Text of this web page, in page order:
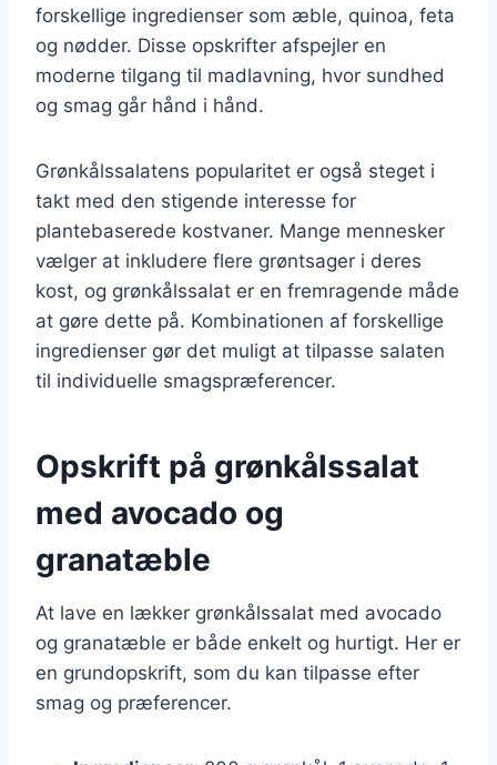
forskellige ingredienser som æble, quinoa, feta
og nødder. Disse opskrifter afspejler en
moderne tilgang til madlavning, hvor sundhed
og smag går hånd i hånd.
Grønkålssalatens popularitet er også steget i
takt med den stigende interesse for
plantebaserede kostvaner. Mange mennesker
vælger at inkludere flere grøntsager i deres
kost, og grønkålssalat er en fremragende måde
at gøre dette på. Kombinationen af forskellige
ingredienser gør det muligt at tilpasse salaten
til individuelle smagspræferencer.
Opskrift på grønkålssalat
med avocado og
granatæble
At lave en lækker grønkålssalat med avocado
og granatæble er både enkelt og hurtigt. Her er
en grundopskrift, som du kan tilpasse efter
smag og præferencer.